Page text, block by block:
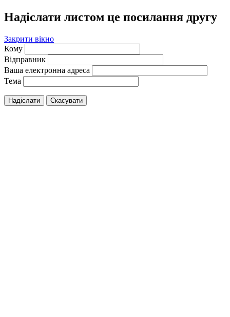
Надіслати листом це посилання другу
Закрити вікно
Кому
Відправник
Ваша електронна адреса
Тема
Надіслати Скасувати